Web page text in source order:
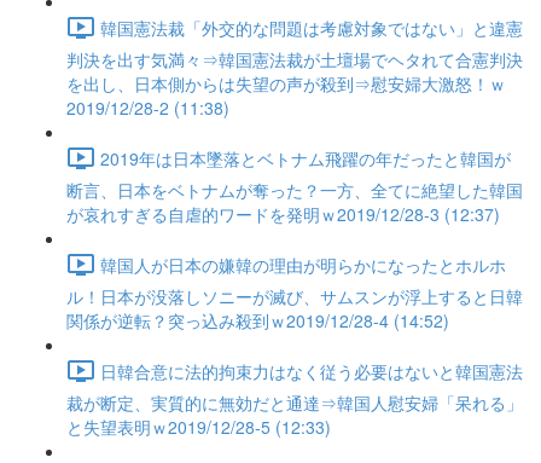
韓国憲法裁「外交的な問題は考慮対象ではない」と違憲
判決を出す気満々⇒韓国憲法裁が土壇場でヘタれて合憲判決
を出し、日本側からは失望の声が殺到⇒慰安婦大激怒！ｗ
2019/12/28-2 (11:38)
2019年は日本墜落とベトナム飛躍の年だったと韓国が
断言、日本をベトナムが奪った？一方、全てに絶望した韓国
が哀れすぎる自虐的ワードを発明ｗ2019/12/28-3 (12:37)
韓国人が日本の嫌韓の理由が明らかになったとホルホ
ル！日本が没落しソニーが滅び、サムスンが浮上すると日韓
関係が逆転？突っ込み殺到ｗ2019/12/28-4 (14:52)
日韓合意に法的拘束力はなく従う必要はないと韓国憲法
裁が断定、実質的に無効だと通達⇒韓国人慰安婦「呆れる」
と失望表明ｗ2019/12/28-5 (12:33)